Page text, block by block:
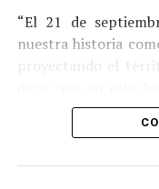
$40 millonesa
Sin embargo, la
ejecución del fallo.
“El 21 de
nuestra historia
proyectando el
este día por los
Goleta Ancud y por